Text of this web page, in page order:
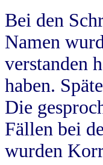
Bei den
Namen
verstanden
haben.
Die
Fällen bei
wurden